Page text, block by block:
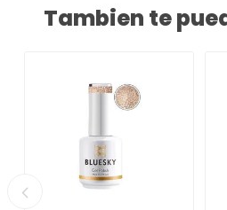
Tambien te